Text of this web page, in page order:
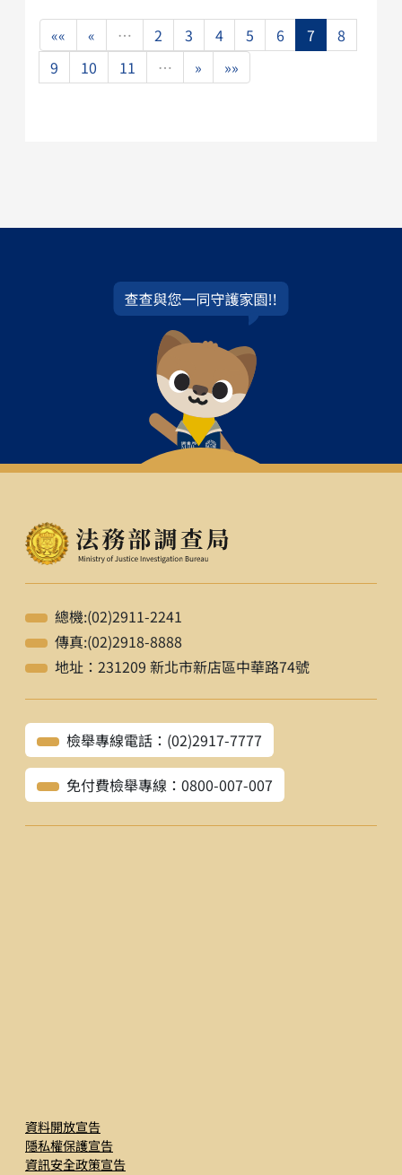
«« « … 2 3 4 5 6 7
8
9
10 11 … » »»
總機:(02)2911-2241
傳真:(02)2918-8888
地址：231209 新北市新店區中華路74號
檢舉專線電話：(02)2917-7777
免付費檢舉專線：0800-007-007
資料開放宣告
隱私權保護宣告
資訊安全政策宣告